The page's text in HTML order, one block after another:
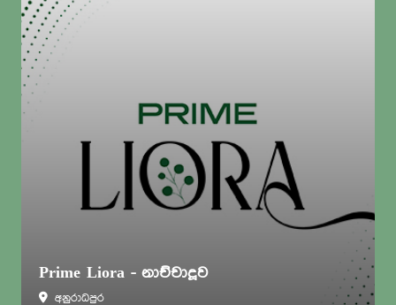
Liora - නාච්චාදූව